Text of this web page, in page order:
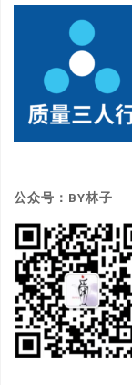
公众号：BY林子